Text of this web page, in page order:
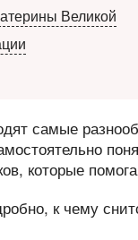
Великой
самые
которые
к чему